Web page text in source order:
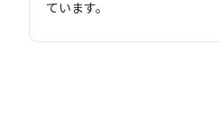
ています。